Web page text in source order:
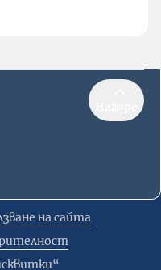
на сайта